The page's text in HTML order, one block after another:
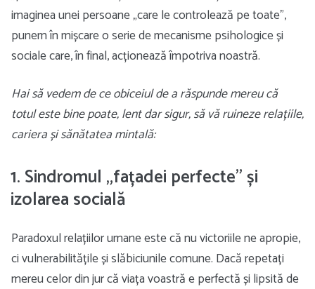
imaginea unei persoane „care le controlează pe toate”,
punem în mișcare o serie de mecanisme psihologice și
sociale care, în final, acționează împotriva noastră.
Hai să vedem de ce obiceiul de a răspunde mereu că
totul este bine poate, lent dar sigur, să vă ruineze relațiile,
cariera și sănătatea mintală:
1. Sindromul „fațadei perfecte” și
izolarea socială
Paradoxul relațiilor umane este că nu victoriile ne apropie,
ci vulnerabilitățile și slăbiciunile comune. Dacă repetați
mereu celor din jur că viața voastră e perfectă și lipsită de